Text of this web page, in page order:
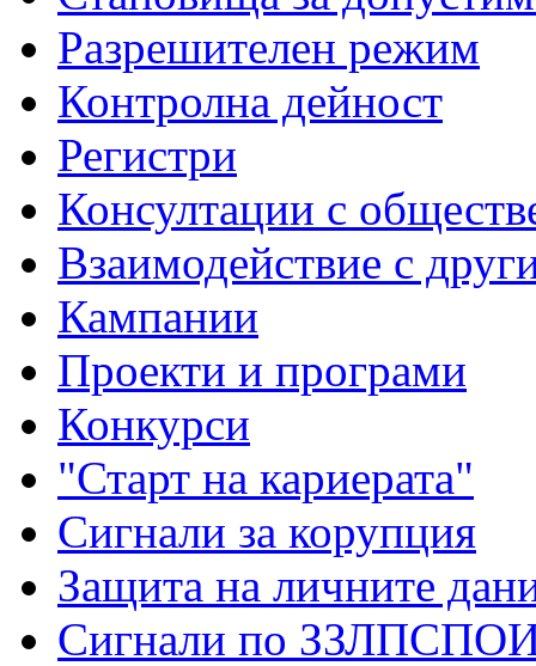
Разрешителен режим
Контролна дейност
Регистри
Консултации с
Взаимодействие с
Кампании
Проекти и програми
Конкурси
"Старт на кариерата"
Сигнали за корупция
Защита на личните
Сигнали по